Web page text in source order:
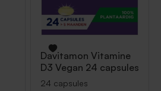
Davitamon Vitamine
D3 Vegan 24 capsules
24 capsules